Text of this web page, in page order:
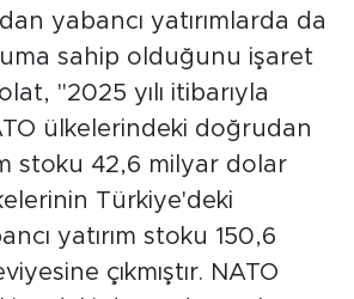
yabancı yatırımlarda da
sahip olduğunu işaret
"2025 yılı itibarıyla
ülkelerindeki doğrudan
stoku 42,6 milyar dolar
Türkiye'deki
yatırım stoku 150,6
çıkmıştır. NATO